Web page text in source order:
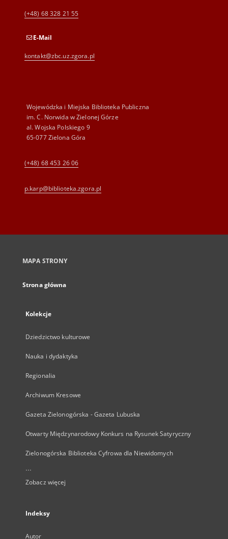
(+48) 68 328 21 55
E-Mail
kontakt@zbc.uz.zgora.pl
Wojewódzka i Miejska Biblioteka Publiczna
im. C. Norwida w Zielonej Górze
al. Wojska Polskiego 9
65-077 Zielona Góra
(+48) 68 453 26 06
p.karp@biblioteka.zgora.pl
MAPA STRONY
Strona główna
Kolekcje
Dziedzictwo kulturowe
Nauka i dydaktyka
Regionalia
Archiwum Kresowe
Gazeta Zielonogórska - Gazeta Lubuska
Otwarty Międzynarodowy Konkurs na Rysunek Satyryczny
Zielonogórska Biblioteka Cyfrowa dla Niewidomych
...
Zobacz więcej
Indeksy
Autor